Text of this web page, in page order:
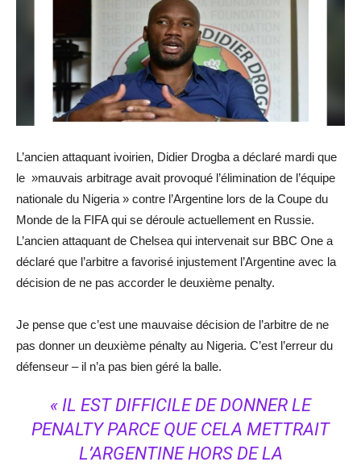
L’ancien attaquant ivoirien, Didier Drogba a déclaré mardi que
le »mauvais arbitrage avait provoqué l’élimination de l’équipe
nationale du Nigeria » contre l’Argentine lors de la Coupe du
Monde de la FIFA qui se déroule actuellement en Russie.
L’ancien attaquant de Chelsea qui intervenait sur BBC One a
déclaré que l’arbitre a favorisé injustement l’Argentine avec la
décision de ne pas accorder le deuxième penalty.
Je pense que c’est une mauvaise décision de l’arbitre de ne
pas donner un deuxième pénalty au Nigeria. C’est l’erreur du
défenseur – il n’a pas bien géré la balle.
« IL EST DIFFICILE DE DONNER LE
PENALTY PARCE QUE CELA METTRAIT
L’ARGENTINE HORS DE LA